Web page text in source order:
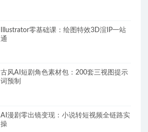
Illustrator零基础课：绘图特效3D渲IP一站
通
古风AI短剧角色素材包：200套三视图提示
词预制
AI漫剧零出镜变现：小说转短视频全链路实
操